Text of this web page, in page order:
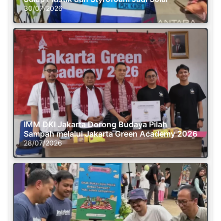
30/07/2026
IMM DKI Jakarta Dorong Budaya Pilah
Sampah melalui Jakarta Green Academy 2026
28/07/2026